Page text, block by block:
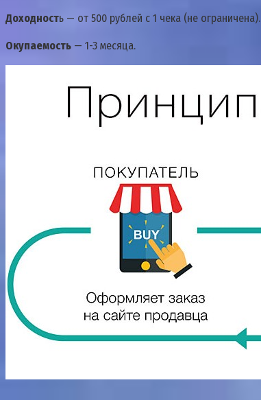
Доходность — от 500 рублей с 1 чека (не ограничена).
Окупаемость — 1-3 месяца.